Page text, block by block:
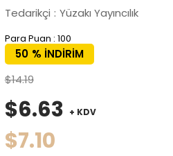
Tedarikçi : Yüzakı Yayıncılık
Para Puan : 100
%
50
İNDIRIM
$14.19
$6.63 + KDV
$7.10